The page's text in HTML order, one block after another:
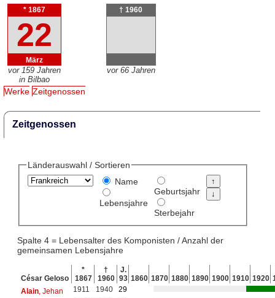
* 1867
22
März
vor 159 Jahren
in Bilbao
† 1960
vor 66 Jahren
Werke Zeitgenossen
Zeitgenossen
Länderauswahl / Sortieren
Name
Lebensjahre
Geburtsjahr
Sterbejahr
Spalte 4 = Lebensalter des Komponisten / Anzahl der
gemeinsamen Lebensjahre
César Geloso
*
1867
†
1960
J.
93 1860 1870 1880 1890 1900 1910 1920
Alain, Jehan 1911 1940
29